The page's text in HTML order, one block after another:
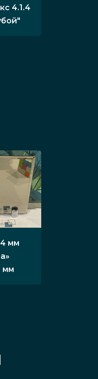
4.1.4
мм
мм